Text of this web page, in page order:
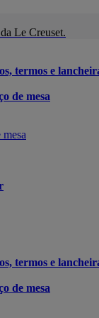
Le Creuset.
termos e
de mesa
termos e
de mesa